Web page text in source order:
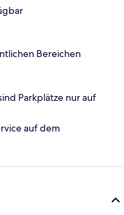
Bereichen
Parkplätze nur auf
auf dem